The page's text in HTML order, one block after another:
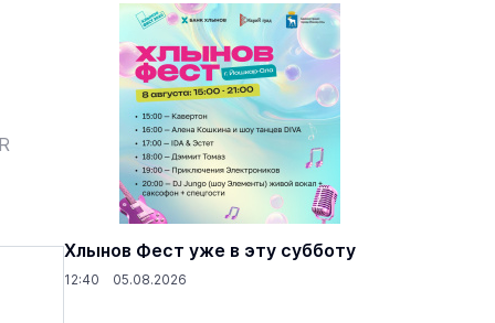
Хлынов Фест уже в эту субботу
12:40 05.08.2026